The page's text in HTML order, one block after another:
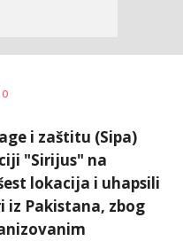
0
i zaštitu (Sipa)
"Sirijus" na
lokacija i uhapsili
iz Pakistana, zbog